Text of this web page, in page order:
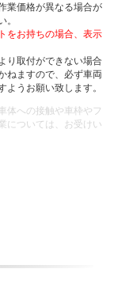
業価格が異なる場合が
。
をお持ちの場合、表示
り取付ができない場合
ねますので、必ず車両
うお願い致します。
体への接触や車枠やフ
については、お受けい